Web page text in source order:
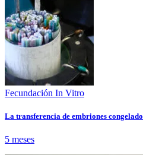
Fecundación In Vitro
La transferencia de embriones
5 meses